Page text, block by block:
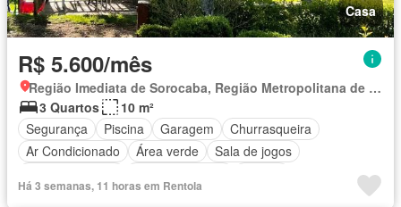
Casa
R$ 5.600/mês
Região Imediata de Sorocaba, Região Metropolitana de Sorocaba
3 Quartos
10 m²
Segurança
Piscina Garagem
Churrasqueira
Ar Condicionado
Área verde
Sala de jogos
Totalmente mobiliado
Há 3 semanas, 11 horas em Rentola